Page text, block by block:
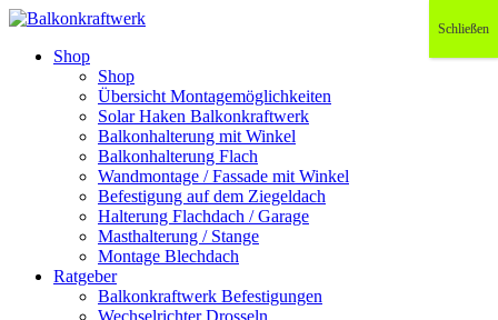
Shop
Shop
Übersicht Montagemöglichkeiten
Solar Haken Balkonkraftwerk
Balkonhalterung mit Winkel
Balkonhalterung Flach
Wandmontage / Fassade mit Winkel
Befestigung auf dem Ziegeldach
Halterung Flachdach / Garage
Masthalterung / Stange
Montage Blechdach
Ratgeber
Balkonkraftwerk Befestigungen
Wechselrichter Drosseln
Schließen